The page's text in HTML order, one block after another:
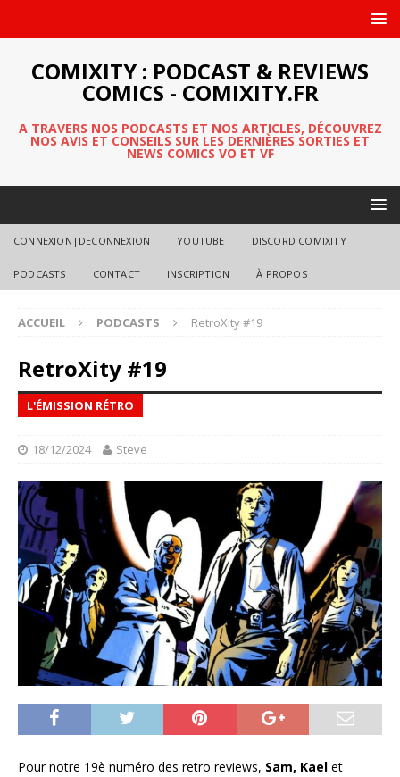
COMIXITY : PODCAST & REVIEWS
COMICS - COMIXITY.FR
A TRAVERS NOS PODCASTS ET NOS ARTICLES, DÉCOUVREZ
NOS AVIS ET CONSEILS SUR LES DERNIÈRES SORTIES ET
NEWS COMICS VO ET VF
CONNEXION|DECONNEXION YOUTUBE DISCORD COMIXITY
PODCASTS CONTACT INSCRIPTION À PROPOS
ACCUEIL PODCASTS RetroXity #19
RetroXity #19
L'ÉMISSION RÉTRO
18/12/2024 Steve
Pour notre 19è numéro des retro reviews, Sam, Kael et